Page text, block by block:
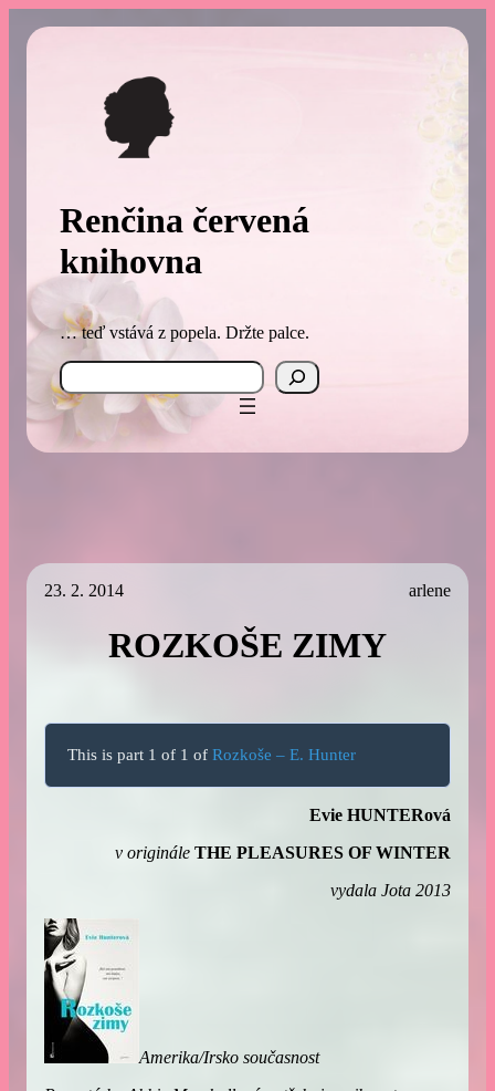
Renčina červená
knihovna
… teď vstává z popela. Držte palce.
Search
23. 2. 2014 arlene
ROZKOŠE ZIMY
This is part 1 of 1 of Rozkoše – E. Hunter
Evie HUNTERová
v originále THE PLEASURES OF WINTER
vydala Jota 2013
Amerika/Irsko současnost